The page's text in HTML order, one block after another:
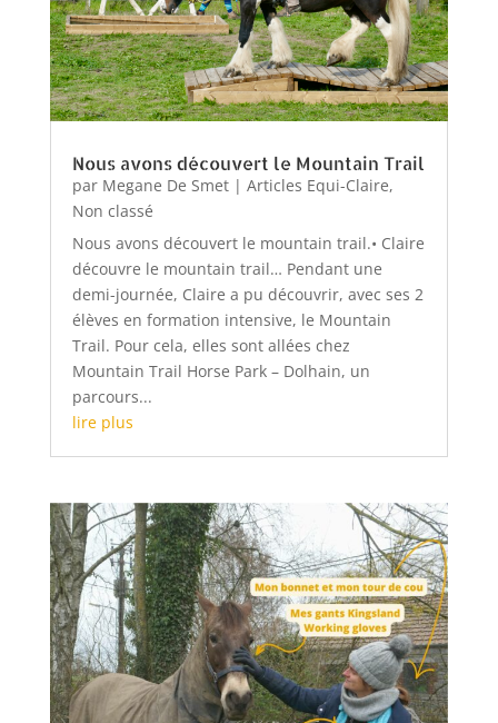
Nous avons découvert le Mountain Trail
par Megane De Smet| Articles Equi-Claire,
Non classé
Nous avons découvert le mountain trail.• Claire
découvre le mountain trail… Pendant une
demi-journée, Claire a pu découvrir, avec ses 2
élèves en formation intensive, le Mountain
Trail. Pour cela, elles sont allées chez
Mountain Trail Horse Park – Dolhain, un
parcours...
lire plus